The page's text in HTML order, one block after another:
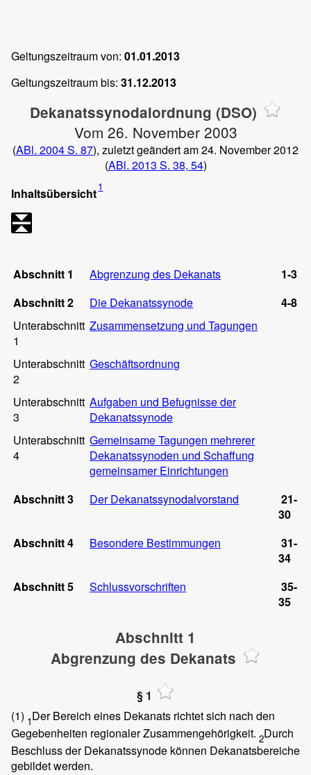
Geltungszeitraum von: 01.01.2013
Geltungszeitraum bis: 31.12.2013
Dekanatssynodalordnung (DSO)
Vom 26. November 2003
(ABl. 2004 S. 87), zuletzt geändert am 24. November 2012
(ABl. 2013 S. 38, 54)
Inhaltsübersicht1
Abschnitt 1 Abgrenzung des Dekanats
1-3
Abschnitt 2
Die Dekanatssynode
4-8
Unterabschnitt
1
Zusammensetzung und Tagungen
Unterabschnitt
2
Geschäftsordnung
Unterabschnitt
3
Aufgaben und Befugnisse der
Dekanatssynode
Unterabschnitt
4
Gemeinsame Tagungen mehrerer
Dekanatssynoden und Schaffung
gemeinsamer Einrichtungen
Abschnitt 3
Der Dekanatssynodalvorstand
21-
30
Abschnitt 4
Besondere Bestimmungen
31-
34
Abschnitt 5
Schlussvorschriften
35-
35
Abschnitt 1
Abgrenzung des Dekanats
§ 1
(1) 1Der Bereich eines Dekanats richtet sich nach den
Gegebenheiten regionaler Zusammengehörigkeit. 2Durch
Beschluss der Dekanatssynode können Dekanatsbereiche
gebildet werden.